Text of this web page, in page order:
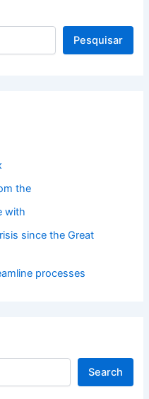
Pesquisar
the
with
since the Great
processes
Search